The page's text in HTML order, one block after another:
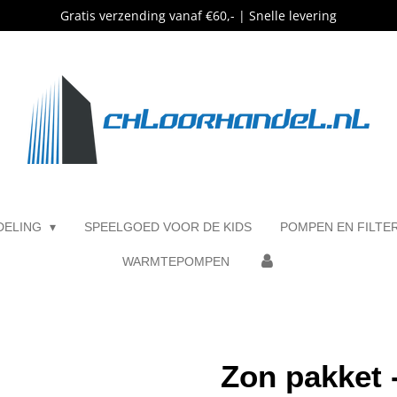
Gratis verzending vanaf €60,- | Snelle levering
SPEELGOED VOOR DE KIDS POMPEN EN
WARMTEPOMPEN
Zon pakket